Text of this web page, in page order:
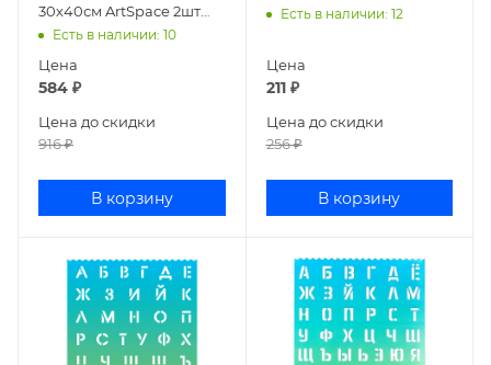
30х40см ArtSpace 2шт
НТЦА_45565
Есть в наличии: 10
Цена
584 ₽
Цена до скидки
916₽
В корзину
Есть в наличии: 12
Цена
211₽
Цена до скидки
256₽
В корзину